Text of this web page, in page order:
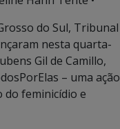
do Sul, Tribunal
nesta quarta-
Gil de Camillo,
– uma ação
do feminicídio e